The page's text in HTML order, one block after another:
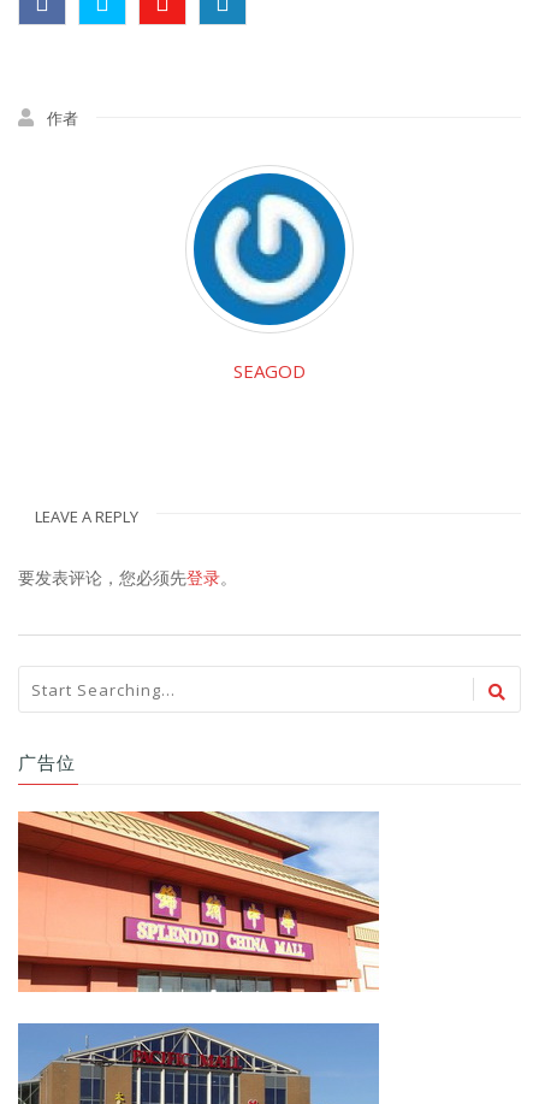
作者
SEAGOD
LEAVE A REPLY
要发表评论，您必须先登录。
广告位